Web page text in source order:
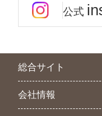
公式
総合サイト
会社情報